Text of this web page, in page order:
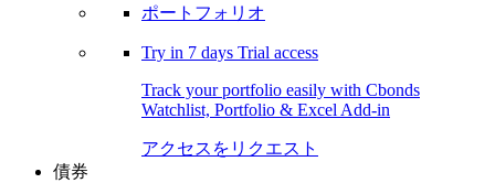
ポートフォリオ
Try in 7 days Trial access
Track your portfolio easily with Cbonds
Watchlist, Portfolio & Excel Add-in
アクセスをリクエスト
債券